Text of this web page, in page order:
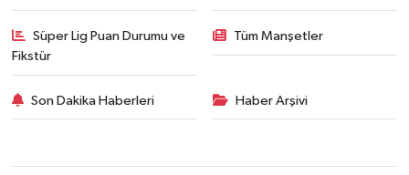
Süper Lig Puan Durumu ve
Fikstür
Tüm Manşetler
Son Dakika Haberleri Haber Arşivi